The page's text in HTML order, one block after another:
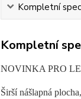
Kompletní
Kompletní
NOVINKA PRO
Širší nášlapná